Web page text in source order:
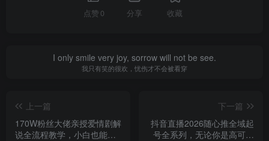
点赞 0 分享 收藏
I only smile very joy, sorrow will not be see.
我只有笑的很欢，忧伤才不会被看穿
上一篇
170W粉丝大佬亲授爱情剧解
说全流程教学，小白也能出
下一篇
抖音直播2026随心推全域起
号全系列，无论你是高可单